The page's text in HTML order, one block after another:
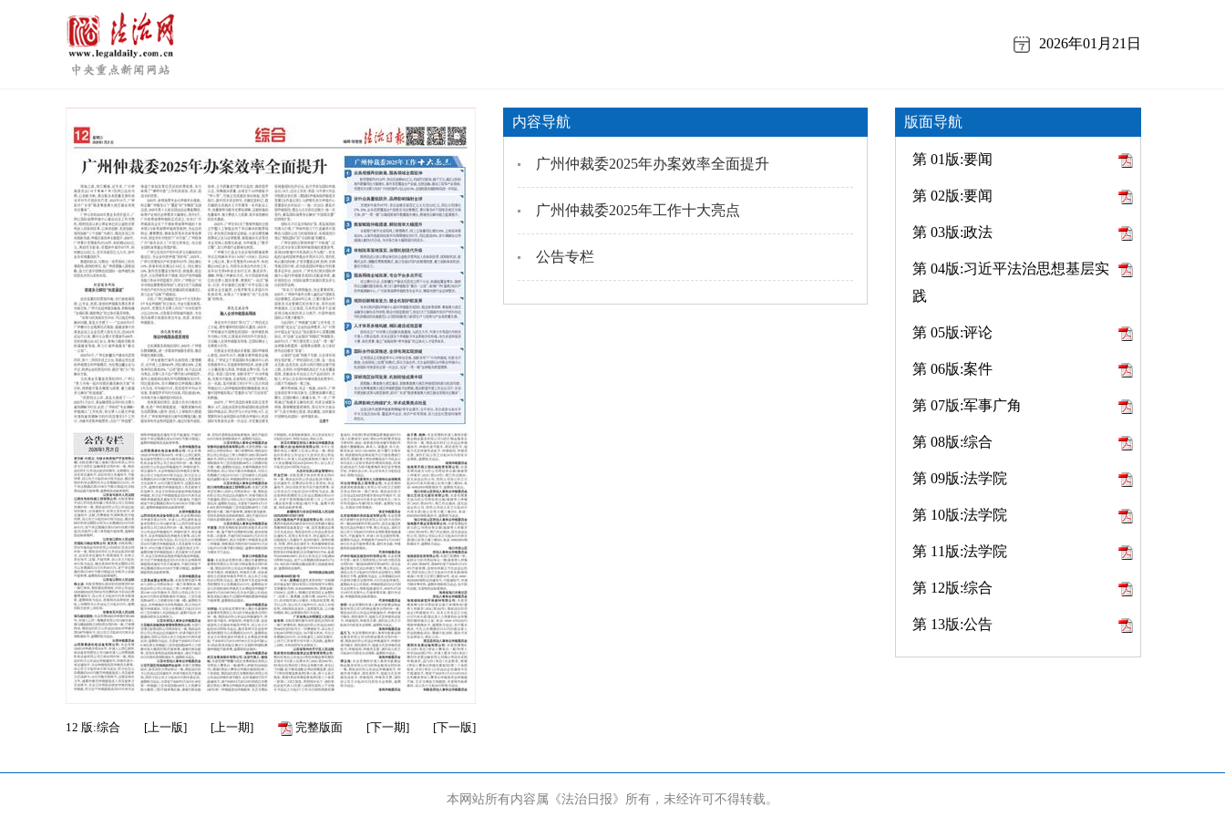
2026年01月21日
12 版:综合 [上一版] [上一期] 完整版面 [下一期] [下一版]
内容导航
广州仲裁委2025年办案效率全面提升
广州仲裁委2025年工作十大亮点
公告专栏
版面导航
第 01版:要闻
第 02版:要闻
第 03版:政法
第 04版:习近平法治思想基层实
践
第 05版:评论
第 06版:案件
第 07版:军事广角
第 08版:综合
第 09版:法学院
第 10版:法学院
第 11版:法学院
第 12版:综合
第 13版:公告
本网站所有内容属《法治日报》所有，未经许可不得转载。